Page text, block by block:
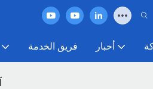
فريق الخدمة أخبار